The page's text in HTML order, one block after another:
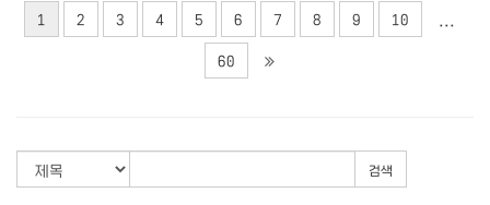
1 2 3 4 5 6 7 8 9 10 ...
60
검색